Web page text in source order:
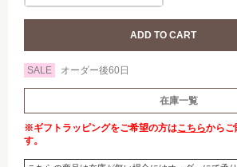
SALE オーダー後60日
在庫一覧
※ギフトラッピングをご希望の方はこちらからご
す。